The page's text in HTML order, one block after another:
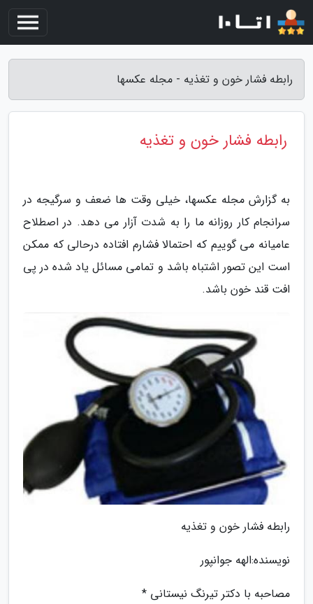
رابطه فشار خون و تغذیه - مجله عکسها
رابطه فشار خون و تغذیه
به گزارش مجله عکسها، خیلی وقت ها ضعف و سرگیجه در
سرانجام کار روزانه ما را به شدت آزار می دهد. در اصطلاح
عامیانه می گوییم که احتمالا فشارم افتاده درحالی که ممکن
است این تصور اشتباه باشد و تمامی مسائل یاد شده در پی
افت قند خون باشد.
رابطه فشار خون و تغذیه
نویسنده:الهه جوانپور
مصاحبه با دکتر تیرنگ نیستانی *